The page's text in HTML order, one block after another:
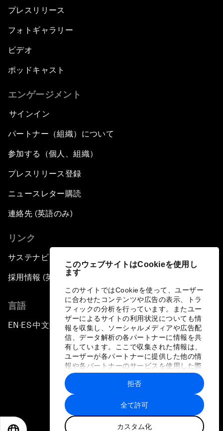
このウェブサイトはCookieを使用し
ます
このサイトではCookieを使って、ユーザー
に合わせたコンテンツや広告の表示、トラ
フィックの分析を行っています。またユー
ザーによるサイトの利用状況についても情
報を収集し、ソーシャルメディアや広告配
信、データ解析の各パートナーに情報を共
有しています。ここで収集された情報は、
ユーザーが各パートナーに提供した他の情
報や各パートナーのサービスを使用した際
に収集された情報と組み合わされ、各パー
トナーによって使用されることがありま
す。
全て許可
カスタム化
拒否
プレスリリース
フォトギャラリー
ビデオ
ポッドキャスト
エンゲージメント
サインイン
パートナー（組織）について
参加する（個人、組織）
プレスリリース登録
ニュースレター購読
連絡先 (英語のみ)
リンク
サステナビリティへの取り組み
採用情報 (英語のみ)
言語
EN ▪ ES▪中文▪ 日本語
プライバシーポリシーと利用規約
サイトマップ